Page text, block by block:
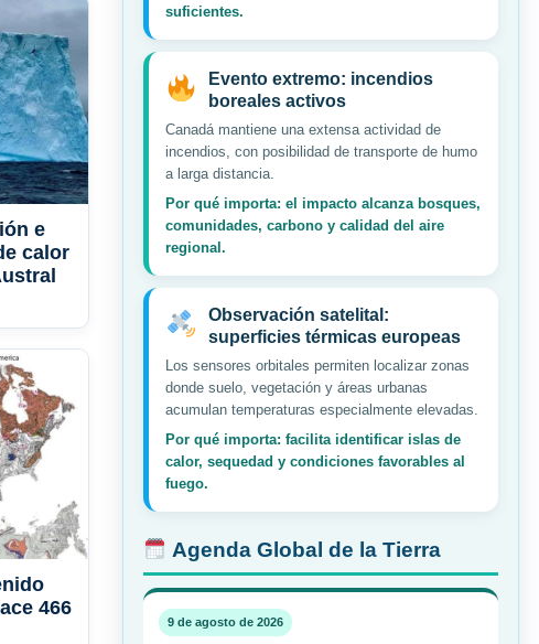
e
calor
466
suficientes.
Evento extremo: incendios
boreales activos
Canadá mantiene una extensa actividad de
incendios, con posibilidad de transporte de humo
a larga distancia.
Por qué importa: el impacto alcanza bosques,
comunidades, carbono y calidad del aire
regional.
Observación satelital:
superficies térmicas europeas
Los sensores orbitales permiten localizar zonas
donde suelo, vegetación y áreas urbanas
acumulan temperaturas especialmente elevadas.
Por qué importa: facilita identificar islas de
calor, sequedad y condiciones favorables al
fuego.
Agenda Global de la Tierra
9 de agosto de 2026